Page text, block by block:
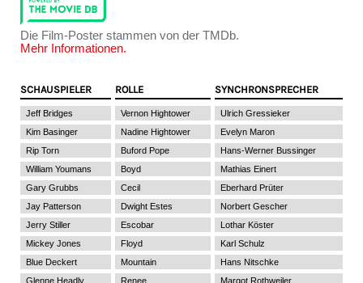
Die Film-Poster stammen von der TMDb.
Mehr Informationen.
SCHAUSPIELER ROLLE SYNCHRONSPRECHER
Jeff Bridges Vernon Hightower
Ulrich Gressieker
Kim Basinger
Nadine Hightower
Evelyn Maron
Rip Torn
Buford Pope
Hans-Werner Bussinger
William Youmans
Boyd
Mathias Einert
Gary Grubbs
Cecil
Eberhard Prüter
Jay Patterson
Dwight Estes
Norbert Gescher
Jerry Stiller
Escobar
Lothar Köster
Mickey Jones
Floyd
Karl Schulz
Blue Deckert
Mountain
Hans Nitschke
Glenne Headly
Renee Margot Rothweiler